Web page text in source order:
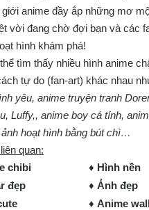
giới anime đầy ắp những mơ
vời đang chờ đợi bạn và các
hình khám phá!
tìm thấy nhiều hình anime
tự do (fan-art) khác nhau
yêu, anime truyện tranh
Luffy,, anime boy cá tính,
hoạt hình bằng bút chì…
quan:
chibi ♦ Hình nền
đẹp ♦ Ảnh đẹp
♦ Anime